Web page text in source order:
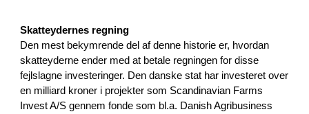
Skatteydernes regning
Den mest bekymrende del af denne historie er, hvordan
skatteyderne ender med at betale regningen for disse
fejlslagne investeringer. Den danske stat har investeret over
en milliard kroner i projekter som Scandinavian Farms
Invest A/S gennem fonde som bl.a. Danish Agribusiness